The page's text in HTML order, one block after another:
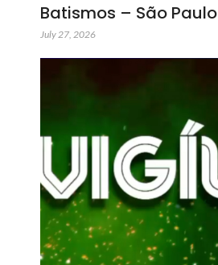
Batismos – São Paulo
July 27, 2026